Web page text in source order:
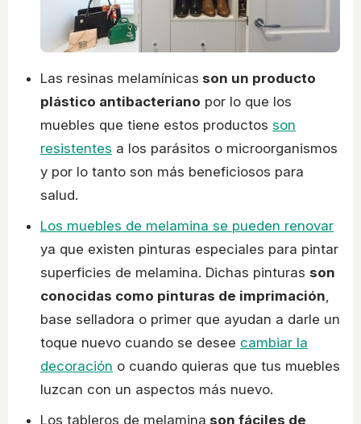
Las resinas melamínicas son un producto
plástico antibacteriano por lo que los
muebles que tiene estos productos son
resistentes a los parásitos o microorganismos
y por lo tanto son más beneficiosos para
salud.
Los muebles de melamina se pueden renovar
ya que existen pinturas especiales para pintar
superficies de melamina. Dichas pinturas son
conocidas como pinturas de imprimación,
base selladora o primer que ayudan a darle un
toque nuevo cuando se desee cambiar la
decoración o cuando quieras que tus muebles
luzcan con un aspectos más nuevo.
Los tableros de melamina son fáciles de